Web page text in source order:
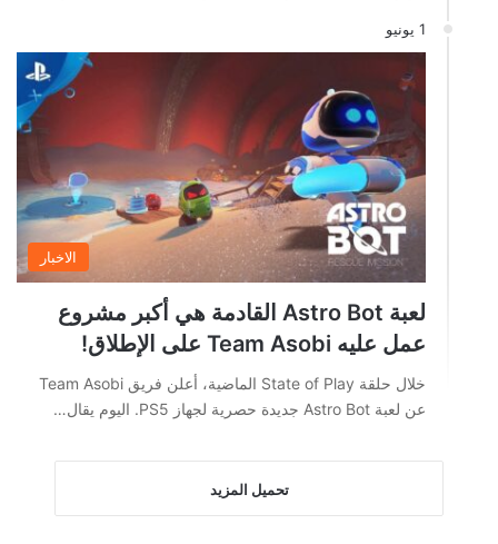
1 يونيو
الاخبار
لعبة Astro Bot القادمة هي أكبر مشروع
عمل عليه Team Asobi على الإطلاق!
خلال حلقة State of Play الماضية، أعلن فريق Team Asobi
عن لعبة Astro Bot جديدة حصرية لجهاز PS5. اليوم يقال…
تحميل المزيد